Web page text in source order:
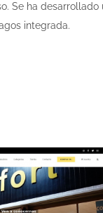
Se ha
integrada.